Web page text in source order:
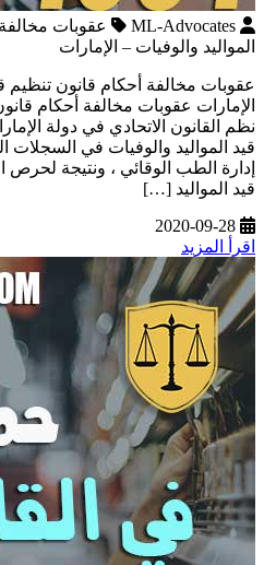
ML-Advocates
عقوبات
المواليد والوفيات – الإمارات
عقوبات مخالفة أحكام قانون تنظيم
الإمارات عقوبات مخالفة أحكام
قيد المواليد والوفيات في السجلات
إدارة الطب الوقائي ، ونتيجة
قيد المواليد […]
2020-09-28
اقرأ المزيد